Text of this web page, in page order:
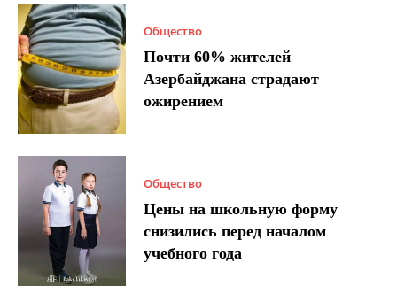
Общество
Почти 60% жителей
Азербайджана страдают
ожирением
Общество
Цены на школьную форму
снизились перед началом
учебного года